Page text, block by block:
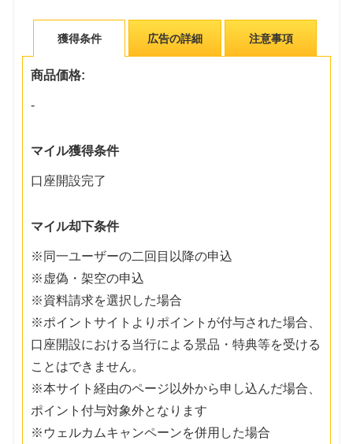
獲得条件 広告の詳細 注意事項
商品価格:
-
マイル獲得条件
口座開設完了
マイル却下条件
※同一ユーザーの二回目以降の申込
※虚偽・架空の申込
※資料請求を選択した場合
※ポイントサイトよりポイントが付与された場合、
口座開設における当行による景品・特典等を受ける
ことはできません。
※本サイト経由のページ以外から申し込んだ場合、
ポイント付与対象外となります
※ウェルカムキャンペーンを併用した場合